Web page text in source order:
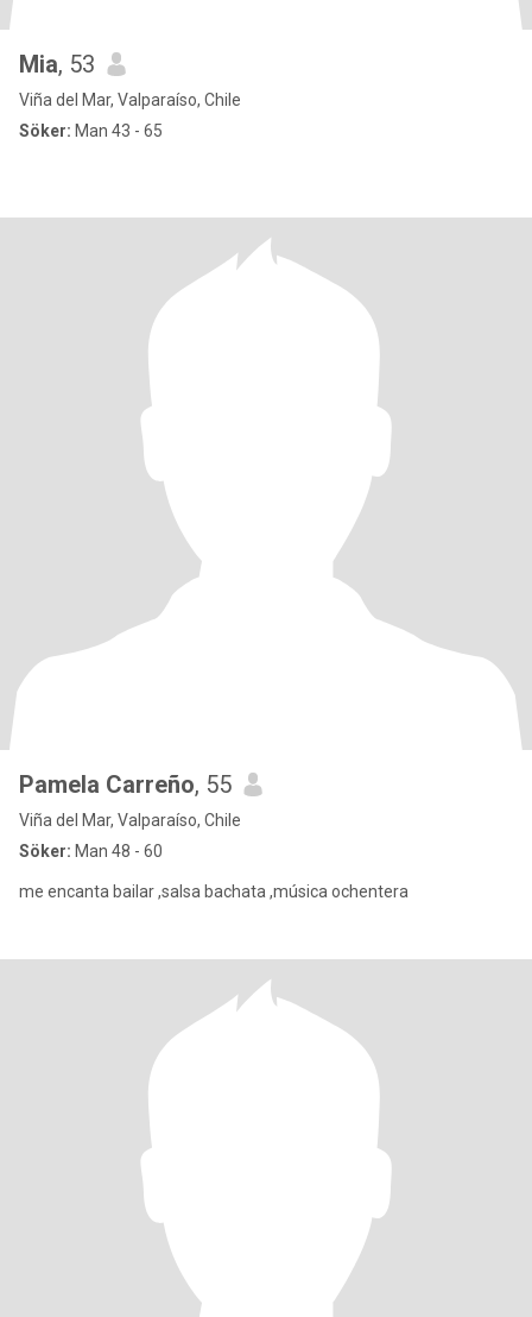
Mia, 53
Viña del Mar, Valparaíso, Chile
Söker: Man 43 - 65
Pamela Carreño, 55
Viña del Mar, Valparaíso, Chile
Söker: Man 48 - 60
me encanta bailar ,salsa bachata ,música ochentera